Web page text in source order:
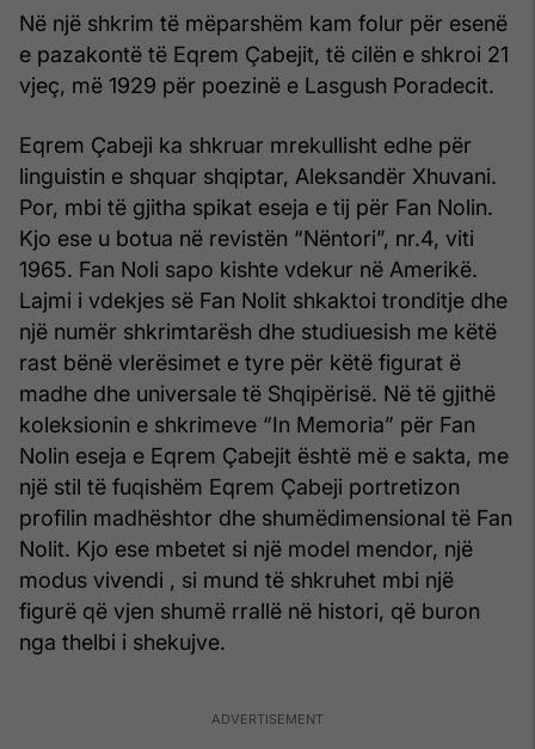
Në një shkrim të mëparshëm kam folur për esenë
e pazakontë të Eqrem Çabejit, të cilën e shkroi 21
vjeç, më 1929 për poezinë e Lasgush Poradecit.
Eqrem Çabeji ka shkruar mrekullisht edhe për
linguistin e shquar shqiptar, Aleksandër Xhuvani.
Por, mbi të gjitha spikat eseja e tij për Fan Nolin.
Kjo ese u botua në revistën “Nëntori”, nr.4, viti
1965. Fan Noli sapo kishte vdekur në Amerikë.
Lajmi i vdekjes së Fan Nolit shkaktoi tronditje dhe
një numër shkrimtarësh dhe studiuesish me këtë
rast bënë vlerësimet e tyre për këtë figurat ë
madhe dhe universale të Shqipërisë. Në të gjithë
koleksionin e shkrimeve “In Memoria” për Fan
Nolin eseja e Eqrem Çabejit është më e sakta, me
një stil të fuqishëm Eqrem Çabeji portretizon
profilin madhështor dhe shumëdimensional të Fan
Nolit. Kjo ese mbetet si një model mendor, një
modus vivendi , si mund të shkruhet mbi një
figurë që vjen shumë rrallë në histori, që buron
nga thelbi i shekujve.